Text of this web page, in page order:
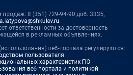
продаж: 8 (351) 729-94-90 доб. 3335,
ответственности за достоверность
в рекламных объявлениях.
веб-портала регулируются:
пользователя
характеристик ПО
веб-портала и политикой